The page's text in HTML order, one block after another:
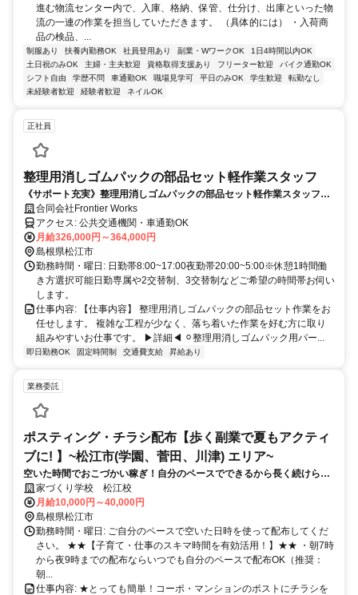
進む物流センター内で、入庫、格納、保管、仕分け、出庫といった物
流の一連の作業を担当していただきます。 （具体的には） ・入荷商
品の検品、...
制服あり 扶養内勤務OK 社員登用あり 副業・WワークOK
1日4時間以内OK
土日祝のみOK
主婦・主夫歓迎 資格取得支援あり フリーター歓迎
バイク通勤OK
シフト自由
学歴不問 車通勤OK 職場見学可 平日のみOK 学生歓迎
転勤なし
未経験者歓迎
経験者歓迎 ネイルOK
正社員
整理用消しゴムパックの部品セット軽作業スタッフ
《サポート充実》整理用消しゴムパックの部品セット軽作業スタッフ！
シンプル作業♪
合同会社Frontier Works
アクセス: 公共交通機関・車通勤OK
月給326,000円～364,000円
島根県松江市
勤務時間・曜日: 日勤帯8:00~17:00夜勤帯20:00~5:00※休憩1時間働
き方選択可能日勤専属や2交替制、3交替制などご希望の時間帯お伺い
します。
仕事内容: 【仕事内容】 整理用消しゴムパックの部品セット作業をお
任せします。 複雑な工程が少なく、落ち着いた作業を好む方に取り
組みやすいお仕事です。 ▶詳細◀︎ ⚪︎整理用消しゴムパック用パー...
即日勤務OK 固定時間制 交通費支給 昇給あり
業務委託
ポスティング・チラシ配布【歩く副業で夏もアクティ
ブに! 】~松江市(学園、菅田、川津) エリア~
空いた時間でおこづかい稼ぎ！自分のペースでできるから長く続けられ
る♪家づくり学校 松江校
月給10,000円～40,000円
島根県松江市
勤務時間・曜日: ご自分のペースで空いた日時を使って配布してくだ
さい。 ★★【子育て・仕事のスキマ時間を有効活用！】★★ ・朝7時
から夜9時までの配布ならいつでも自分のペースで配布OK（推奨：
朝...
仕事内容: ★とっても簡単！コーポ・マンションのポストにチラシを